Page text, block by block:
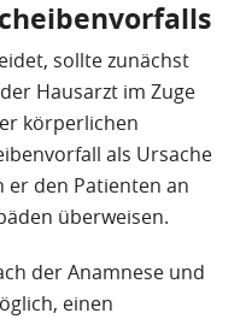
sollte zunächst
Hausarzt im Zuge
körperlichen
als Ursache
er den Patienten an
überweisen.
der Anamnese und
einen